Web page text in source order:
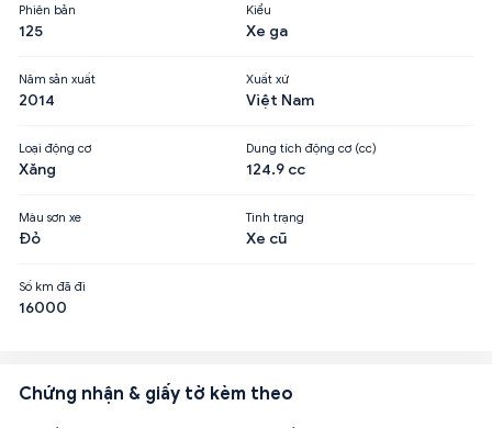
Phiên bản
125
Kiểu
Xe ga
Năm sản xuất
2014
Xuất xứ
Việt Nam
Loại động cơ
Xăng
Dung tích động cơ (cc)
124.9 cc
Màu sơn xe
Đỏ
Tình trạng
Xe cũ
Số km đã đi
16000
Chứng nhận & giấy tờ kèm theo